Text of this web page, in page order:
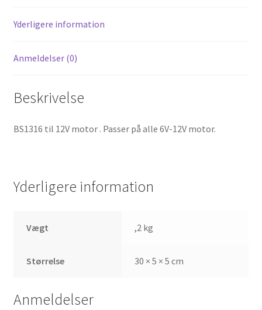
Yderligere information
Anmeldelser (0)
Beskrivelse
BS1316 til 12V motor . Passer på alle 6V-12V motor.
Yderligere information
Vægt ,2 kg
Størrelse 30 × 5 × 5 cm
Anmeldelser